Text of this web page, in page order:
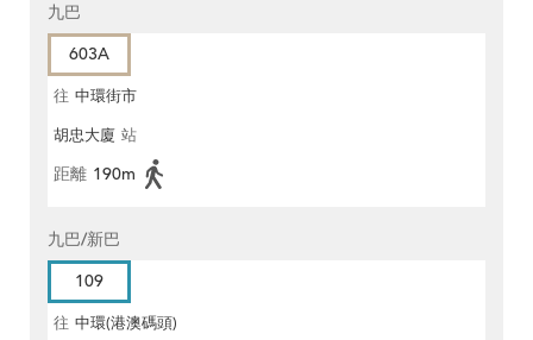
九巴
603A
往 中環街市
胡忠大廈 站
距離 190m
九巴/新巴
109
往 中環(港澳碼頭)